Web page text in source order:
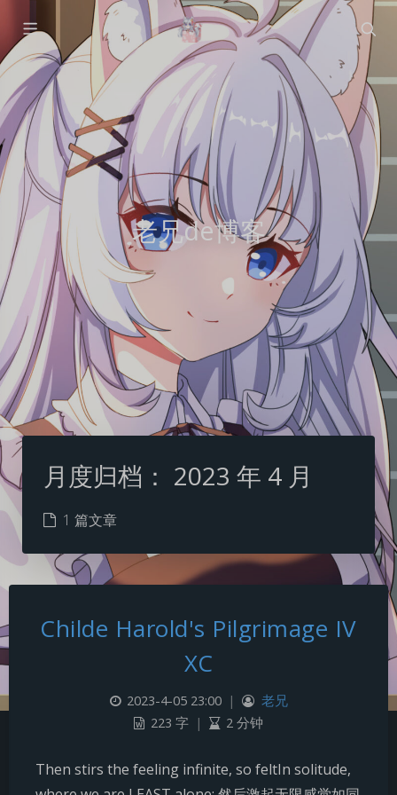
老兄de博客
Sans Serif Serif
月度归档： 2023 年 4 月
1 篇文章
Childe Harold's Pilgrimage IV
XC
2023-4-05 23:00 |
老兄
223 字 | 2 分钟
Then stirs the feeling infinite, so feltIn solitude,